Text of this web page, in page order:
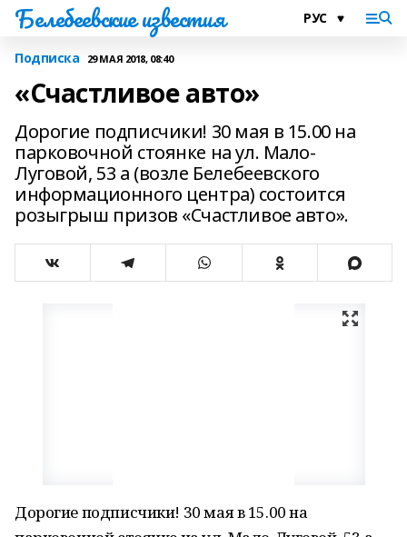
Белебеевские известия
Подписка 29 МАЯ 2018, 08:40
«Счастливое авто»
Дорогие подписчики! 30 мая в 15.00 на
парковочной стоянке на ул. Мало-
Луговой, 53 а (возле Белебеевского
информационного центра) состоится
розыгрыш призов «Счастливое авто».
Дорогие подписчики! 30 мая в 15.00 на